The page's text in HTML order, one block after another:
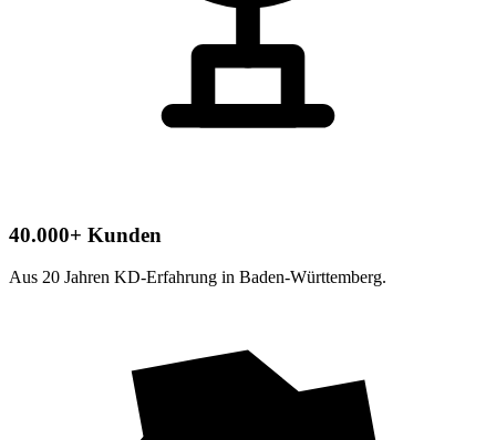
40.000+ Kunden
Aus 20 Jahren KD-Erfahrung in Baden-Württemberg.